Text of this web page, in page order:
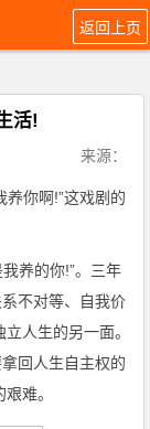
返回上页
活!
来源：
养你啊!”这戏剧的
养的你!”。三年
不对等、自我价
人生的另一面。
回人生自主权的
难。